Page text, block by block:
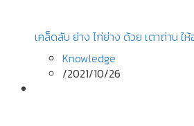
เคล็ดลับ ย่าง ไก่ย่าง ด้วย เตาถ่าน ใ
Knowledge
/2021/10/26